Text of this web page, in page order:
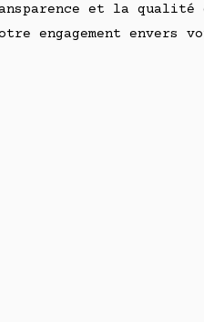
et la qualité
engagement envers